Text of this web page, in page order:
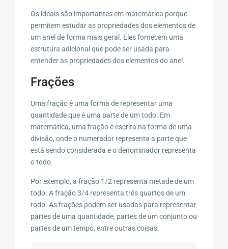
Os ideais são importantes em matemática porque
permitem estudar as propriedades dos elementos de
um anel de forma mais geral. Eles fornecem uma
estrutura adicional que pode ser usada para
entender as propriedades dos elementos do anel.
Frações
Uma fração é uma forma de representar uma
quantidade que é uma parte de um todo. Em
matemática, uma fração é escrita na forma de uma
divisão, onde o numerador representa a parte que
está sendo considerada e o denominador representa
o todo.
Por exemplo, a fração 1/2 representa metade de um
todo. A fração 3/4 representa três quartos de um
todo. As frações podem ser usadas para representar
partes de uma quantidade, partes de um conjunto ou
partes de um tempo, entre outras coisas.